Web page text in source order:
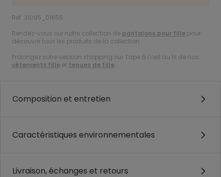
Ref. 31095_01655
Rendez-vous sur notre collection de pantalons pour fille pour
découvrir tous les produits de la collection.
Prolongez votre session shopping sur Tape à l'oeil au fil de nos
vêtements fille et tenues de fille.
Composition et entretien
Caractéristiques environnementales
Livraison, échanges et retours